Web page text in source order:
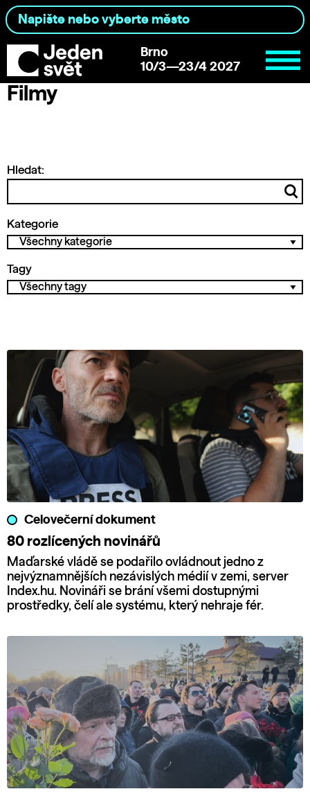
Brno
10/3—23/4 2027
Filmy
Hledat:
Kategorie
Tagy
Celovečerní dokument
80 rozlícených novinářů
Maďarské vládě se podařilo ovládnout jedno z
nejvýznamnějších nezávislých médií v zemi, server
Index.hu. Novináři se brání všemi dostupnými
prostředky, čelí ale systému, který nehraje fér.